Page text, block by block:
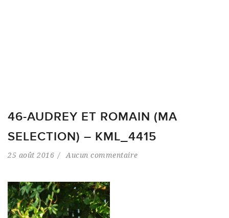
46-AUDREY ET ROMAIN (MA
SELECTION) – KML_4415
25 août 2016 Aucun commentaire